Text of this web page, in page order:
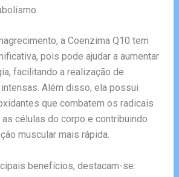
a Coenzima Q10 tem
pois pode ajudar a aumentar
facilitando a realização de
Além disso, ela possui
que combatem os radicais
as células do corpo e contribuindo
muscular mais rápida.
benefícios, destacam-se: